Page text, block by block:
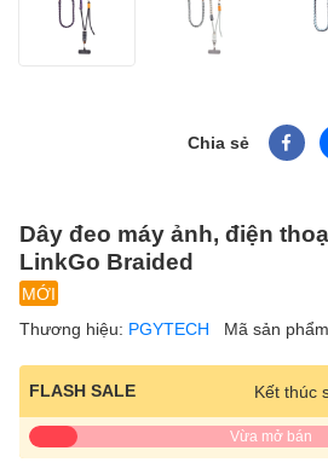
Chia sẻ
Dây đeo máy ảnh, điện
LinkGo Braided
MỚI
Thương hiệu: PGYTECH Mã sản
FLASH SALE Kết thúc
Vừa mở bán